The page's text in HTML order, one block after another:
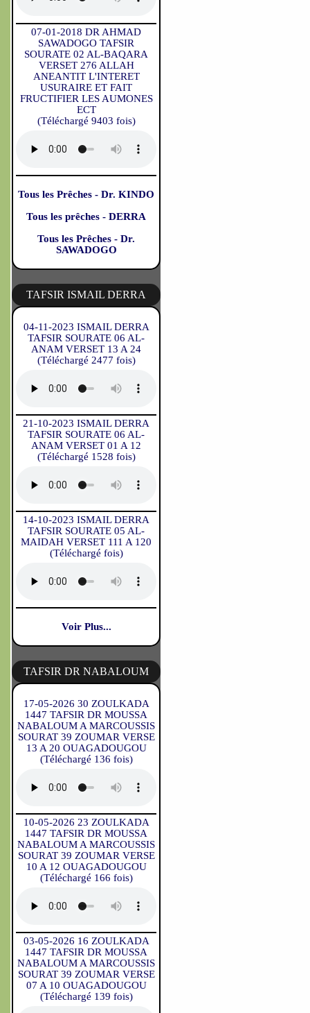
07-01-2018 DR AHMAD
SAWADOGO TAFSIR
SOURATE 02 AL-BAQARA
VERSET 276 ALLAH
ANEANTIT L'INTERET
USURAIRE ET FAIT
FRUCTIFIER LES AUMONES
ECT
(Téléchargé 9403 fois)
Tous les Prêches - Dr. KINDO
Tous les prêches - DERRA
Tous les Prêches - Dr.
SAWADOGO
TAFSIR ISMAIL DERRA
04-11-2023 ISMAIL DERRA
TAFSIR SOURATE 06 AL-
ANAM VERSET 13 A 24
(Téléchargé 2477 fois)
21-10-2023 ISMAIL DERRA
TAFSIR SOURATE 06 AL-
ANAM VERSET 01 A 12
(Téléchargé 1528 fois)
14-10-2023 ISMAIL DERRA
TAFSIR SOURATE 05 AL-
MAIDAH VERSET 111 A 120
(Téléchargé fois)
Voir Plus...
TAFSIR DR NABALOUM
17-05-2026 30 ZOULKADA
1447 TAFSIR DR MOUSSA
NABALOUM A MARCOUSSIS
SOURAT 39 ZOUMAR VERSE
13 A 20 OUAGADOUGOU
(Téléchargé 136 fois)
10-05-2026 23 ZOULKADA
1447 TAFSIR DR MOUSSA
NABALOUM A MARCOUSSIS
SOURAT 39 ZOUMAR VERSE
10 A 12 OUAGADOUGOU
(Téléchargé 166 fois)
03-05-2026 16 ZOULKADA
1447 TAFSIR DR MOUSSA
NABALOUM A MARCOUSSIS
SOURAT 39 ZOUMAR VERSE
07 A 10 OUAGADOUGOU
(Téléchargé 139 fois)